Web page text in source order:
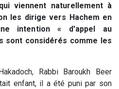
viennent naturellement à
les dirige vers Hachem en
intention « d'appel au
sont considérés comme les
Rabbi Baroukh Beer
enfant, il a été puni par son